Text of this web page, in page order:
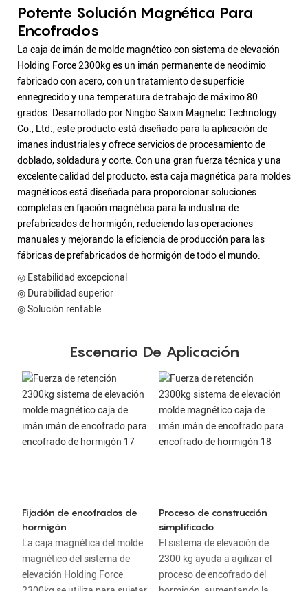
Potente Solución Magnética Para
Encofrados
La caja de imán de molde magnético con sistema de elevación
Holding Force 2300kg es un imán permanente de neodimio
fabricado con acero, con un tratamiento de superficie
ennegrecido y una temperatura de trabajo de máximo 80
grados. Desarrollado por Ningbo Saixin Magnetic Technology
Co., Ltd., este producto está diseñado para la aplicación de
imanes industriales y ofrece servicios de procesamiento de
doblado, soldadura y corte. Con una gran fuerza técnica y una
excelente calidad del producto, esta caja magnética para moldes
magnéticos está diseñada para proporcionar soluciones
completas en fijación magnética para la industria de
prefabricados de hormigón, reduciendo las operaciones
manuales y mejorando la eficiencia de producción para las
fábricas de prefabricados de hormigón de todo el mundo.
◎ Estabilidad excepcional
◎ Durabilidad superior
◎ Solución rentable
Escenario De Aplicación
Fijación de encofrados de
hormigón
La caja magnética del molde
magnético del sistema de
elevación Holding Force
Proceso de construcción
simplificado
El sistema de elevación de
2300 kg ayuda a agilizar el
proceso de encofrado del